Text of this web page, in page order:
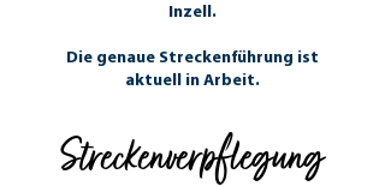
Inzell.
Die genaue Streckenführung ist
aktuell in Arbeit.
Streckenverpflegung